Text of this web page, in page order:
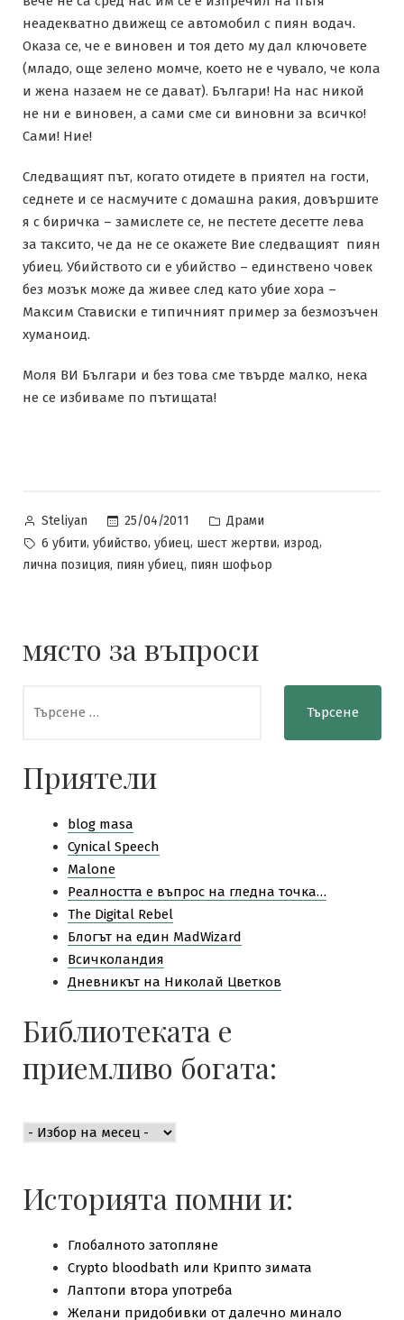
неадекватно движещ се автомобил с пиян водач.
Оказа се, че е виновен и тоя дето му дал ключовете
(младо, още зелено момче, което не е чувало, че кола
и жена назаем не се дават). Българи! На нас никой
не ни е виновен, а сами сме си виновни за всичко!
Сами! Ние!
Следващият път, когато отидете в приятел на гости,
седнете и се насмучите с домашна ракия, довършите
я с биричка – замислете се, не пестете десетте лева
за таксито, че да не се окажете Вие следващият пиян
убиец. Убийството си е убийство – единствено човек
без мозък може да живее след като убие хора –
Максим Стависки е типичният пример за безмозъчен
хуманоид.
Моля ВИ Българи и без това сме твърде малко, нека
не се избиваме по пътищата!
Posted
by
Steliyan 25/04/2011
Posted
in
Драми
Tags:
6 убити, убийство, убиец, шест жертви, изрод,
лична позиция, пиян убиец, пиян шофьор
място за въпроси
за:
Приятели
blog masa
Cynical Speech
Malone
Pеалността е въпрос на гледна точка…
The Digital Rebel
Блогът на един MadWizard
Всичколандия
Дневникът на Николай Цветков
Библиотеката е
приемливо богата:
Историята помни и:
Глобалното затопляне
Crypto bloodbath или Крипто зимата
Лаптопи втора употреба
Желани придобивки от далечно минало